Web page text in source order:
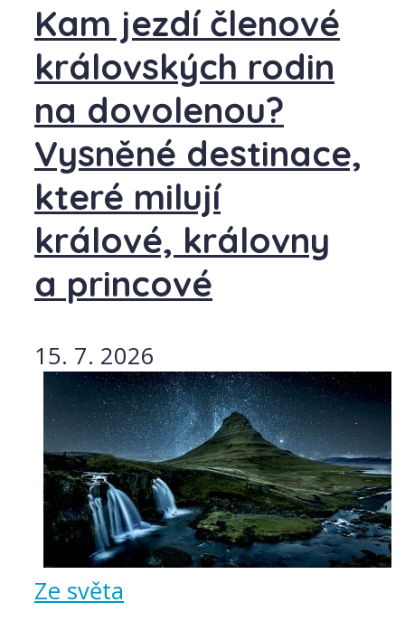
Kam jezdí členové
královských rodin
na dovolenou?
Vysněné destinace,
které milují
králové, královny
a princové
15. 7. 2026
Ze světa